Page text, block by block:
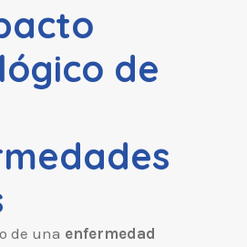
de
de una enfermedad